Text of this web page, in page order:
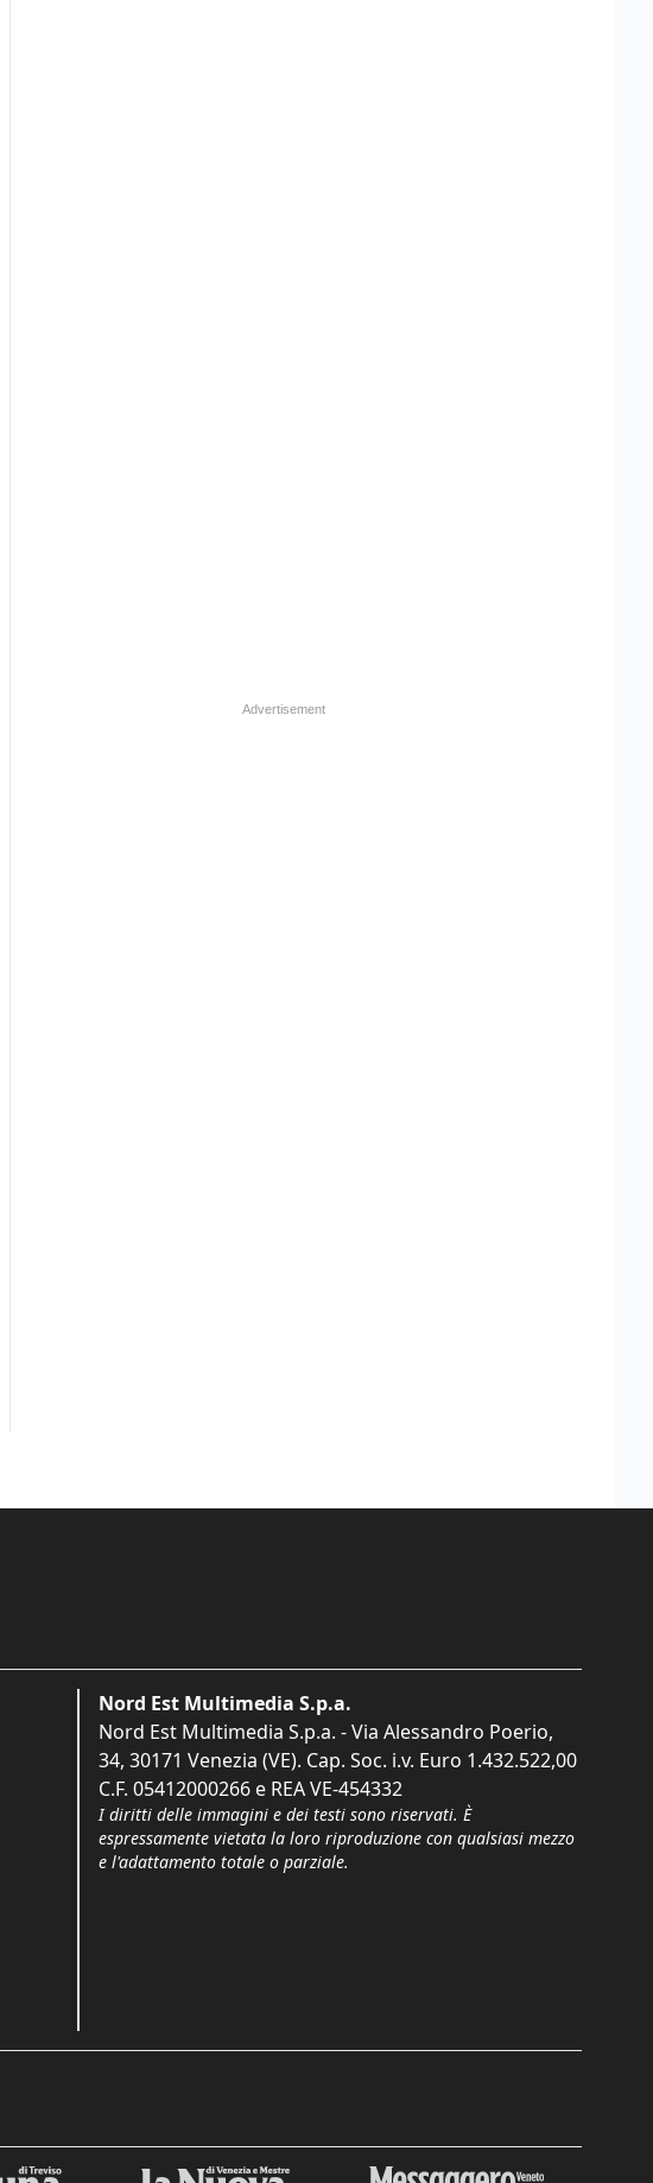
Nord Est Multimedia S.p.a.
Nord Est Multimedia S.p.a. - Via Alessandro Poerio,
34, 30171 Venezia (VE). Cap. Soc. i.v. Euro 1.432.522,00
C.F. 05412000266 e REA VE-454332
I diritti delle immagini e dei testi sono riservati. È
espressamente vietata la loro riproduzione con qualsiasi mezzo
e l'adattamento totale o parziale.